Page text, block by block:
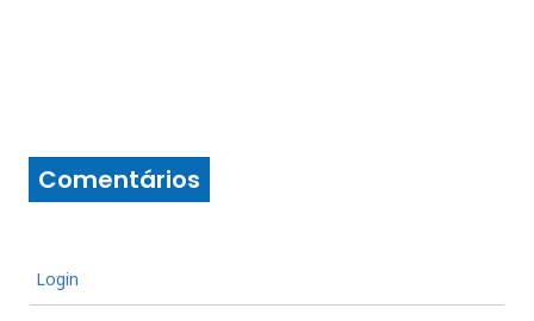
Comentários
Login